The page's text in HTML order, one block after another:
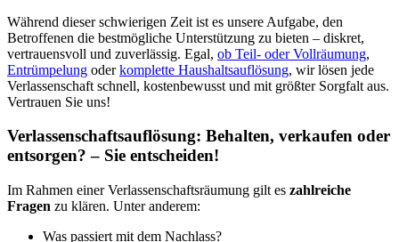
Während dieser schwierigen Zeit ist es unsere Aufgabe, den
Betroffenen die bestmögliche Unterstützung zu bieten – diskret,
vertrauensvoll und zuverlässig. Egal, ob Teil- oder Vollräumung,
Entrümpelung oderkomplette Haushaltsauflösung, wir lösen jede
Verlassenschaft schnell, kostenbewusst und mit größter Sorgfalt aus.
Vertrauen Sie uns!
Verlassenschaftsauflösung: Behalten, verkaufen oder
entsorgen? – Sie entscheiden!
Im Rahmen einer Verlassenschaftsräumung gilt es zahlreiche
Fragen zu klären. Unter anderem:
Was passiert mit dem Nachlass?